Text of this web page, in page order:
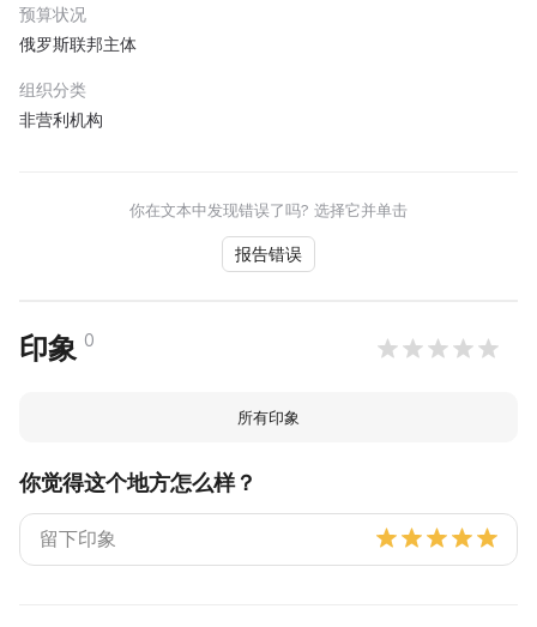
预算状况
俄罗斯联邦主体
组织分类
非营利机构
你在文本中发现错误了吗? 选择它并单击
报告错误
印象 0
所有印象
你觉得这个地方怎么样？